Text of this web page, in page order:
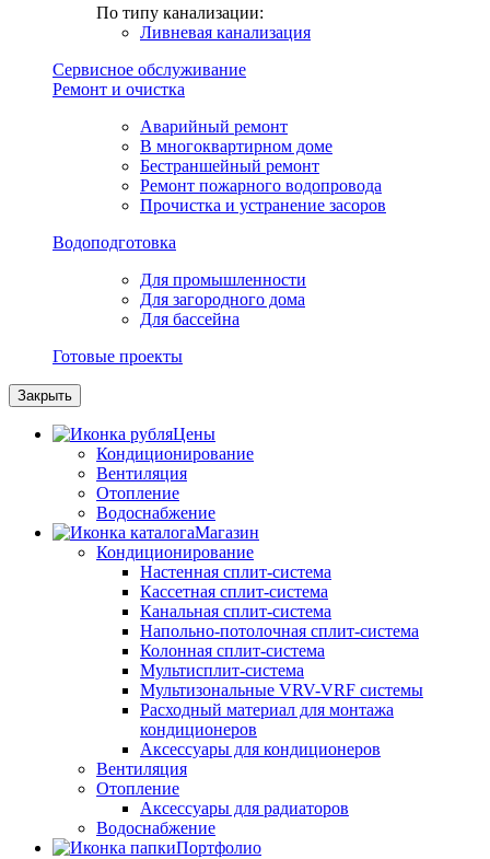
По типу канализации:
Ливневая канализация
Сервисное обслуживание
Ремонт и очистка
Аварийный ремонт
В многоквартирном доме
Бестраншейный ремонт
Ремонт пожарного водопровода
Прочистка и устранение засоров
Водоподготовка
Для промышленности
Для загородного дома
Для бассейна
Готовые проекты
Закрыть
Цены
Кондиционирование
Вентиляция
Отопление
Водоснабжение
Магазин
Кондиционирование
Настенная сплит-система
Кассетная сплит-система
Канальная сплит-система
Напольно-потолочная сплит-система
Колонная сплит-система
Мультисплит-система
Мультизональные VRV-VRF системы
Расходный материал для монтажа
кондиционеров
Аксессуары для кондиционеров
Вентиляция
Отопление
Аксессуары для радиаторов
Водоснабжение
Портфолио